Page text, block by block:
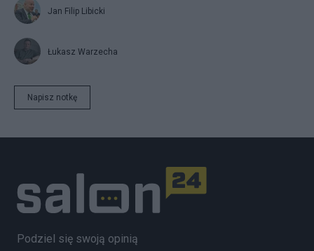
Jan Filip Libicki
Łukasz Warzecha
Napisz notkę
Podziel się swoją opinią